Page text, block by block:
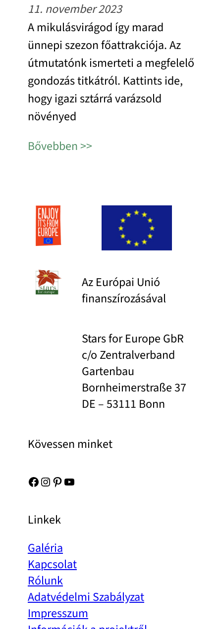
11. november 2023
A mikulásvirágod így marad
ünnepi szezon főattrakciója. Az
útmutatónk ismerteti a megfelelő
gondozás titkátról. Kattints ide,
hogy igazi sztárrá varázsold
növényed
Bővebben
Az Európai Unió
finanszírozásával
Stars for Europe GbR
c/o Zentralverband
Gartenbau
Bornheimerstraße 37
DE – 53111 Bonn
Kövessen minket
Facebook Instagram Pinterest YouTube
Linkek
Galéria
Kapcsolat
Rólunk
Adatvédelmi Szabályzat
Impresszum